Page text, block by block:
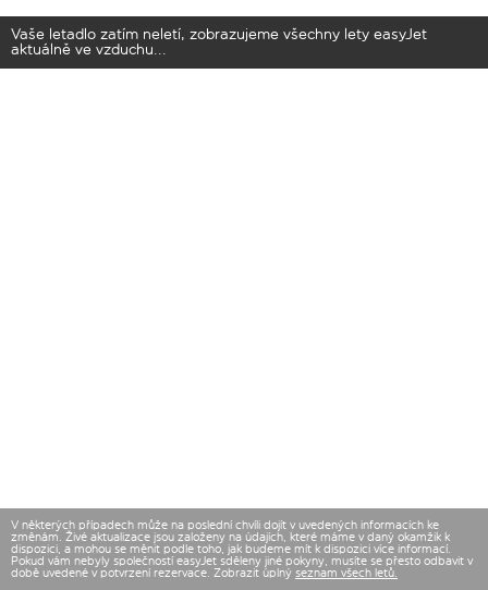
Vaše letadlo zatím neletí, zobrazujeme všechny lety easyJet
aktuálně ve vzduchu...
V některých případech může na poslední chvíli dojít v uvedených informacích ke
změnám. Živé aktualizace jsou založeny na údajích, které máme v daný okamžik k
dispozici, a mohou se měnit podle toho, jak budeme mít k dispozici více informací.
Pokud vám nebyly společností easyJet sděleny jiné pokyny, musíte se přesto odbavit v
době uvedené v potvrzení rezervace. Zobrazit úplný seznam všech letů.